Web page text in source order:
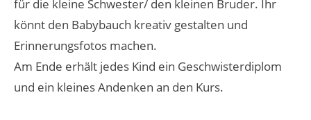
für die kleine Schwester/ den kleinen Bruder. Ihr
könnt den Babybauch kreativ gestalten und
Erinnerungsfotos machen.
Am Ende erhält jedes Kind ein Geschwisterdiplom
und ein kleines Andenken an den Kurs.